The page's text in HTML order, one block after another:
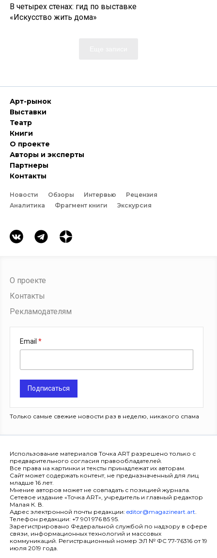
В четырех стенах: гид по выставке
«Искусство жить дома»
Арт-рынок
Выставки
Театр
Книги
О проекте
Авторы и эксперты
Партнеры
Контакты
Новости Обзоры Интервью
Рецензия
Аналитика
Фрагмент книги Экскурсия
О проекте
Контакты
Рекламодателям
Email
Подписаться
Только самые свежие новости раз в неделю, никакого спама
Использование материалов Точка ART разрешено только с
предварительного согласия правообладателей.
Все права на картинки и тексты принадлежат их авторам.
Сайт может содержать контент, не предназначенный для лиц
младше 16 лет.
Мнение авторов может не совпадать с позицией журнала.
Сетевое издание «Точка ART», учредитель и главный редактор
Малая К. В.
Адрес электронной почты редакции: editor@magazineart.art.
Телефон редакции: +7 901 976 85 95.
Зарегистрировано Федеральной службой по надзору в сфере
связи, информационных технологий и массовых
коммуникаций. Регистрационный номер ЭЛ № ФС 77-76316 от 19
июля 2019 года.